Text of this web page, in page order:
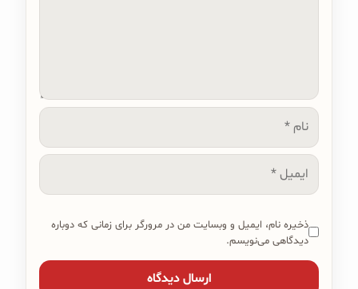
نام
ایمیل
ذخیره نام، ایمیل و وبسایت من در مرورگر برای زمانی که دوباره
دیدگاهی می‌نویسم.